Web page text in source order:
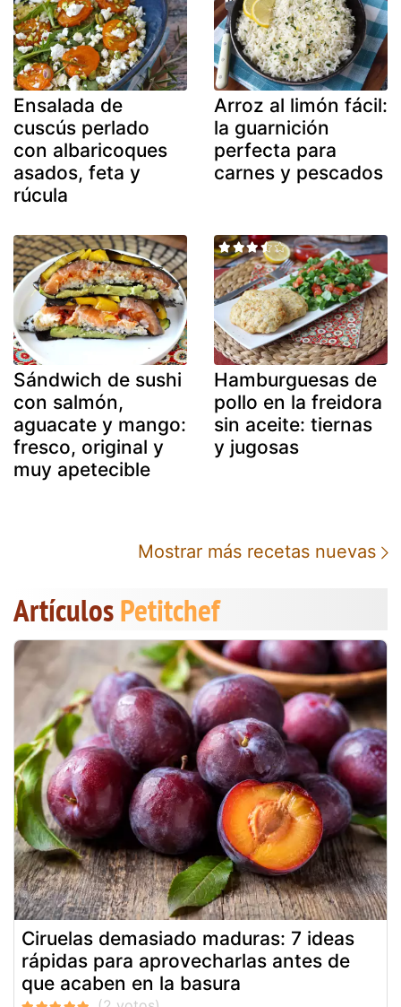
Ensalada de
cuscús perlado
con albaricoques
asados, feta y
rúcula
Arroz al limón fácil:
la guarnición
perfecta para
carnes y pescados
Sándwich de sushi
con salmón,
aguacate y mango:
fresco, original y
muy apetecible
Hamburguesas de
pollo en la freidora
sin aceite: tiernas
y jugosas
Mostrar más recetas nuevas
ArtículosPetitchef
Ciruelas demasiado maduras: 7 ideas
rápidas para aprovecharlas antes de
que acaben en la basura